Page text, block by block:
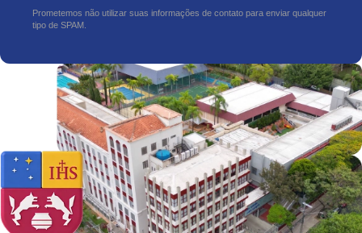
Prometemos não utilizar suas informações de contato para enviar qualquer
tipo de SPAM.